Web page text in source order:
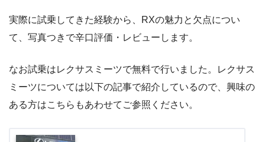
実際に試乗してきた経験から、RXの魅力と欠点につい
て、写真つきで辛口評価・レビューします。
なお試乗はレクサスミーツで無料で行いました。レクサス
ミーツについては以下の記事で紹介しているので、興味の
ある方はこちらもあわせてご参照ください。